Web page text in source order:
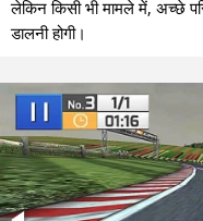
लेकिन किसी भी मामले में, अच्छे
डालनी होगी।